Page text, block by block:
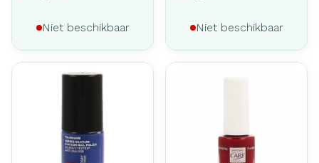
Niet beschikbaar Niet beschikbaar